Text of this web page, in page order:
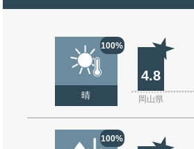
100%
晴
4.8
岡山県
100%